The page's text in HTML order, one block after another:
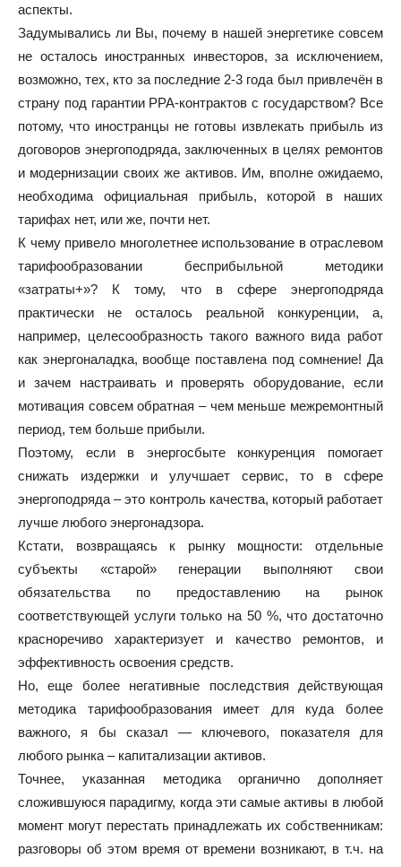
аспекты.
Задумывались ли Вы, почему в нашей энергетике совсем
не осталось иностранных инвесторов, за исключением,
возможно, тех, кто за последние 2-3 года был привлечён в
страну под гарантии PPA-контрактов с государством? Все
потому, что иностранцы не готовы извлекать прибыль из
договоров энергоподряда, заключенных в целях ремонтов
и модернизации своих же активов. Им, вполне ожидаемо,
необходима официальная прибыль, которой в наших
тарифах нет, или же, почти нет.
К чему привело многолетнее использование в отраслевом
тарифообразовании бесприбыльной методики
«затраты+»? К тому, что в сфере энергоподряда
практически не осталось реальной конкуренции, а,
например, целесообразность такого важного вида работ
как энергоналадка, вообще поставлена под сомнение! Да
и зачем настраивать и проверять оборудование, если
мотивация совсем обратная – чем меньше межремонтный
период, тем больше прибыли.
Поэтому, если в энергосбыте конкуренция помогает
снижать издержки и улучшает сервис, то в сфере
энергоподряда – это контроль качества, который работает
лучше любого энергонадзора.
Кстати, возвращаясь к рынку мощности: отдельные
субъекты «старой» генерации выполняют свои
обязательства по предоставлению на рынок
соответствующей услуги только на 50 %, что достаточно
красноречиво характеризует и качество ремонтов, и
эффективность освоения средств.
Но, еще более негативные последствия действующая
методика тарифообразования имеет для куда более
важного, я бы сказал — ключевого, показателя для
любого рынка – капитализации активов.
Точнее, указанная методика органично дополняет
сложившуюся парадигму, когда эти самые активы в любой
момент могут перестать принадлежать их собственникам:
разговоры об этом время от времени возникают, в т.ч. на